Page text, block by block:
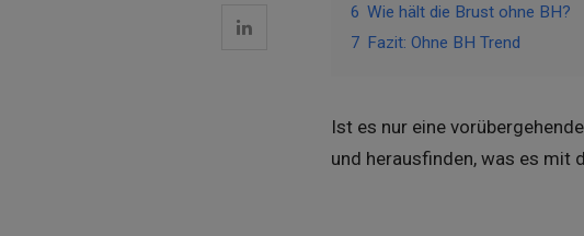
6 Wie hält die Brust ohne BH?
7 Fazit: Ohne BH Trend
Ist es nur eine
und herausfinden, was es mit